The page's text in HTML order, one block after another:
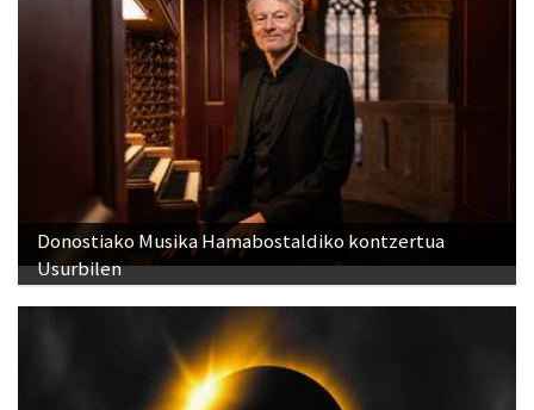
Donostiako Musika Hamabostaldiko kontzertua
Usurbilen